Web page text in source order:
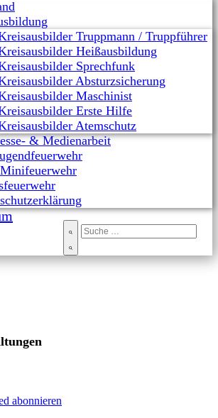
Truppmann / Truppführer
Heißausbildung
Sprechfunk
Absturzsicherung
Maschinist
Erste Hilfe
Atemschutz
& Medienarbeit
abonnieren